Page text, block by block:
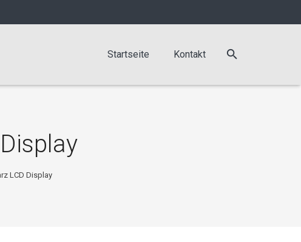
Startseite Kontakt
LCD Display